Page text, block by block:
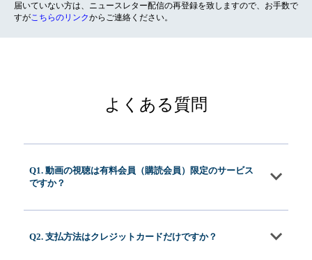
届いていない方は、ニュースレター配信の再登録を致しますので、お手数で
すがこちらのリンクからご連絡ください。
よくある質問
Q1. 動画の視聴は有料会員（購読会員）限定のサービス
ですか？
Q2. 支払方法はクレジットカードだけですか？